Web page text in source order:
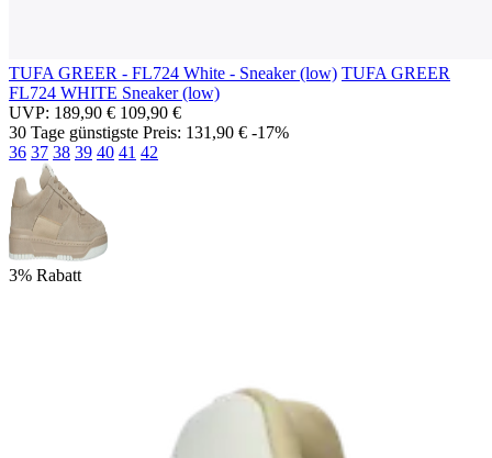
TUFA GREER - FL724 White - Sneaker (low) TUFA GREER
FL724 WHITE Sneaker (low)
UVP: 189,90 € 109,90 €
30 Tage günstigste Preis: 131,90 € -17%
36 37 38 39 40 41 42
3% Rabatt